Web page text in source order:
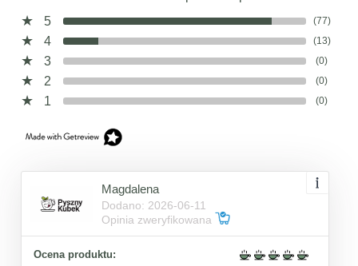
5
(77)
4 (13)
3 (0)
2 (0)
1 (0)
Magdalena
Dodano: 2026-06-11
Opinia zweryfikowana
Ocena produktu: